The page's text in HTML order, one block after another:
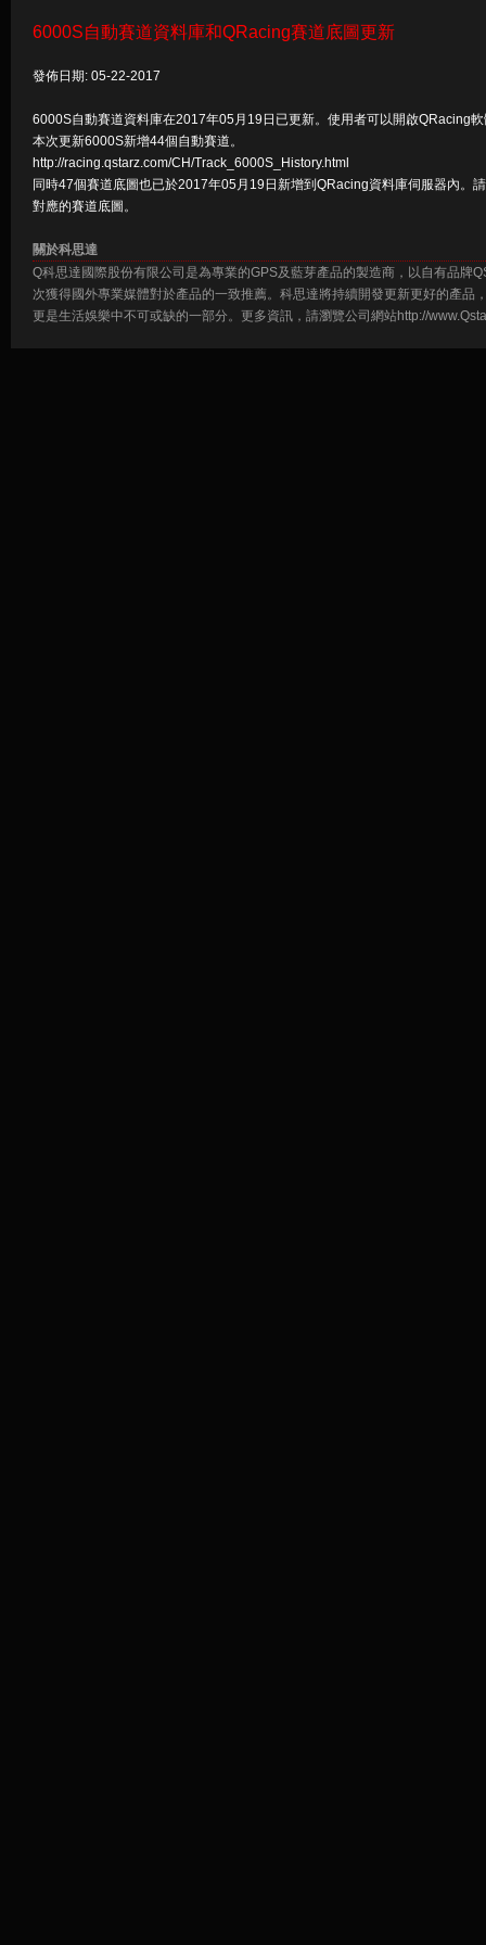
6000S自動賽道資料庫和QRacing賽道底圖更新
發佈日期: 05-22-2017
6000S自動賽道資料庫在2017年05月19日已更新。使用者可以開啟QRacing
本次更新6000S新增44個自動賽道。
http://racing.qstarz.com/CH/Track_6000S_History.html
同時47個賽道底圖也已於2017年05月19日新增到QRacing資料庫伺服器內。
對應的賽道底圖。
關於科思達
Q科思達國際股份有限公司是為專業的GPS及藍芽產品的製造商，以自有品牌
次獲得國外專業媒體對於產品的一致推薦。科思達將持續開發更新更好的產品
更是生活娛樂中不可或缺的一部分。更多資訊，請瀏覽公司網站http://